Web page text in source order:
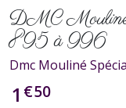
DMC Mouliné
895 à 996
Dmc Mouliné
1 €50